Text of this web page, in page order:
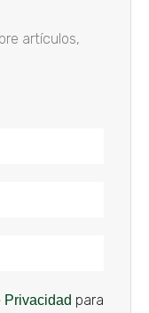
artículos,
Privacidad para